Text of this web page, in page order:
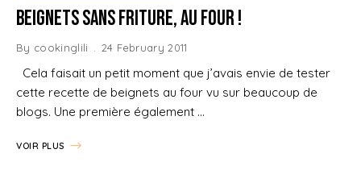
Beignets sans friture, au four !
By cookinglili 24 February 2011
Cela faisait un petit moment que j’avais envie de tester
cette recette de beignets au four vu sur beaucoup de
blogs. Une première également …
VOIR PLUS